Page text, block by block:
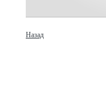
Назад